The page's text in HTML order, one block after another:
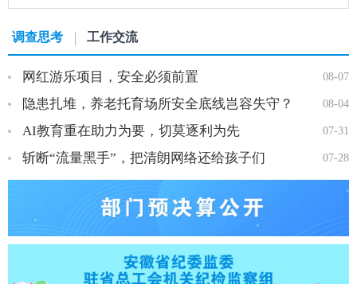
调查思考 工作交流
08-07
网红游乐项目，安全必须前置
08-04
隐患扎堆，养老托育场所安全底线岂容失守？
07-31
AI教育重在助力为要，切莫逐利为先
07-28
斩断“流量黑手”，把清朗网络还给孩子们